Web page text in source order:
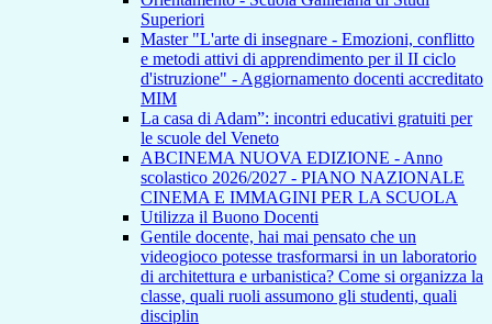
Superiori
Master "L'arte di insegnare - Emozioni, conflitto
e metodi attivi di apprendimento per il II ciclo
d'istruzione" - Aggiornamento docenti accreditato
MIM
La casa di Adam”: incontri educativi gratuiti per
le scuole del Veneto
ABCINEMA NUOVA EDIZIONE - Anno
scolastico 2026/2027 - PIANO NAZIONALE
CINEMA E IMMAGINI PER LA SCUOLA
Utilizza il Buono Docenti
Gentile docente, hai mai pensato che un
videogioco potesse trasformarsi in un laboratorio
di architettura e urbanistica? Come si organizza la
classe, quali ruoli assumono gli studenti, quali
disciplin